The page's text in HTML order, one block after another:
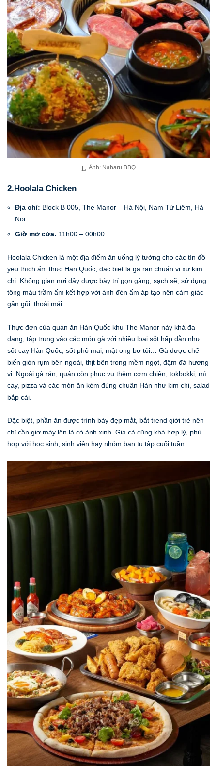
Ảnh: Naharu BBQ
2.Hoolala Chicken
Địa chỉ: Block B 005, The Manor – Hà Nội, Nam Từ Liêm, Hà
Nội
Giờ mở cửa: 11h00 – 00h00
Hoolala Chicken là một địa điểm ăn uống lý tưởng cho các tín đồ
yêu thích ẩm thực Hàn Quốc, đặc biệt là gà rán chuẩn vị xứ kim
chi. Không gian nơi đây được bày trí gọn gàng, sạch sẽ, sử dụng
tông màu trầm ấm kết hợp với ánh đèn ấm áp tạo nên cảm giác
gần gũi, thoải mái.
Thực đơn của quán ăn Hàn Quốc khu The Manor này khá đa
dạng, tập trung vào các món gà với nhiều loại sốt hấp dẫn như
sốt cay Hàn Quốc, sốt phô mai, mật ong bơ tỏi… Gà được chế
biến giòn rụm bên ngoài, thịt bên trong mềm ngọt, đậm đà hương
vị. Ngoài gà rán, quán còn phục vụ thêm cơm chiên, tokbokki, mì
cay, pizza và các món ăn kèm đúng chuẩn Hàn như kim chi, salad
bắp cải.
Đặc biệt, phần ăn được trình bày đẹp mắt, bắt trend giới trẻ nên
chỉ cần giơ máy lên là có ảnh xinh. Giá cả cũng khá hợp lý, phù
hợp với học sinh, sinh viên hay nhóm bạn tụ tập cuối tuần.